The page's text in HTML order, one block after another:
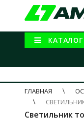
ГЛАВНАЯ
Светильник